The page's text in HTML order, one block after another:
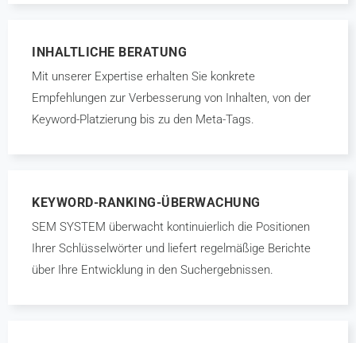
INHALTLICHE BERATUNG
Mit unserer Expertise erhalten Sie konkrete
Empfehlungen zur Verbesserung von Inhalten, von der
Keyword-Platzierung bis zu den Meta-Tags.
KEYWORD-RANKING-ÜBERWACHUNG
SEM SYSTEM überwacht kontinuierlich die Positionen
Ihrer Schlüsselwörter und liefert regelmäßige Berichte
über Ihre Entwicklung in den Suchergebnissen.